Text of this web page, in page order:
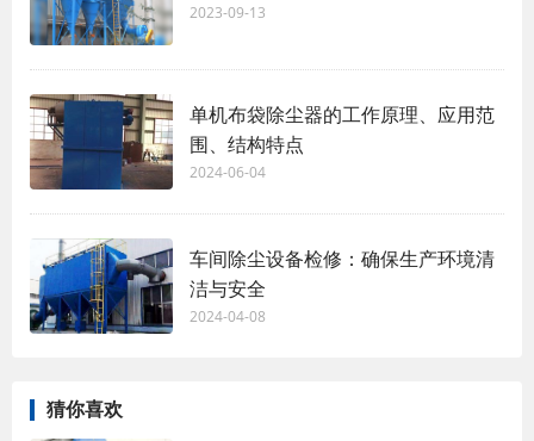
2023-09-13
单机布袋除尘器的工作原理、应用范
围、结构特点
2024-06-04
车间除尘设备检修：确保生产环境清
洁与安全
2024-04-08
猜你喜欢